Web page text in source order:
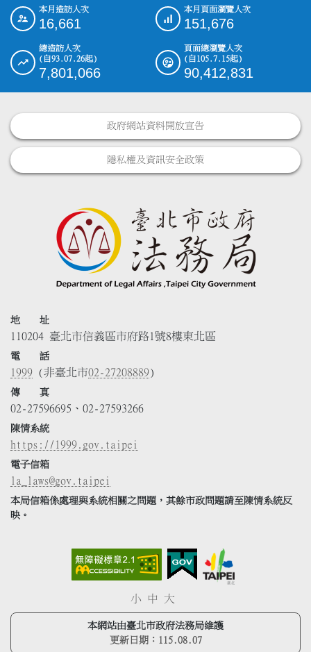
::: 本月造訪人次
16,661
本月頁面瀏覽人次
151,676
總造訪人次
(自93.07.26起)
7,801,066
頁面總瀏覽人次
(自105.7.15起)
90,412,831
政府網站資料開放宣告
隱私權及資訊安全政策
地 址
110204 臺北市信義區市府路1號8樓東北區
電 話
1999 (非臺北市02-27208889)
傳 真
02-27596695、02-27593266
陳情系統
https://1999.gov.taipei
電子信箱
la_laws@gov.taipei
本局信箱係處理與系統相關之問題，其餘市政問題請至陳情系統反
映。
小 中 大
本網站由臺北市政府法務局維護
更新日期： 115.08.07